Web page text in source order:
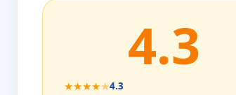
4.3
★★★★★4.3